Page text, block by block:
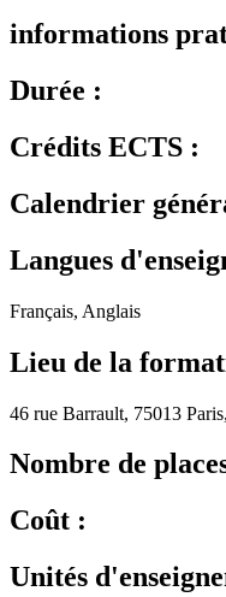
informations
Durée :
Crédits ECTS :
Calendrier
Langues
Français, Anglais
Lieu de la
46 rue Barrault, 75013
Nombre de
Coût :
Unités